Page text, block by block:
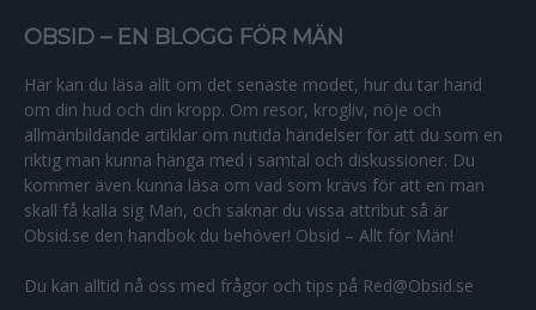
OBSID – EN BLOGG FÖR MÄN
Här kan du läsa allt om det senaste modet, hur du tar hand
om din hud och din kropp. Om resor, krogliv, nöje och
allmänbildande artiklar om nutida händelser för att du som en
riktig man kunna hänga med i samtal och diskussioner. Du
kommer även kunna läsa om vad som krävs för att en man
skall få kalla sig Man, och saknar du vissa attribut så är
Obsid.se den handbok du behöver! Obsid – Allt för Män!
Du kan alltid nå oss med frågor och tips på Red@Obsid.se